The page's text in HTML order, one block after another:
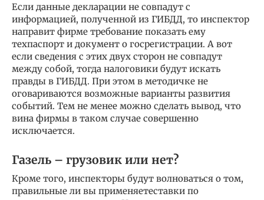
Если данные декларации не совпадут с
информацией, полученной из ГИБДД, то инспектор
направит фирме требование показать ему
техпаспорт и документ о госрегистрации. А вот
если сведения с этих двух сторон не совпадут
между собой, тогда налоговики будут искать
правды в ГИБДД. При этом в методичке не
оговариваются возможные варианты развития
событий. Тем не менее можно сделать вывод, что
вина фирмы в таком случае совершенно
исключается.
Газель – грузовик или нет?
Кроме того, инспекторы будут волноваться о том,
правильные ли вы применяетеставки по